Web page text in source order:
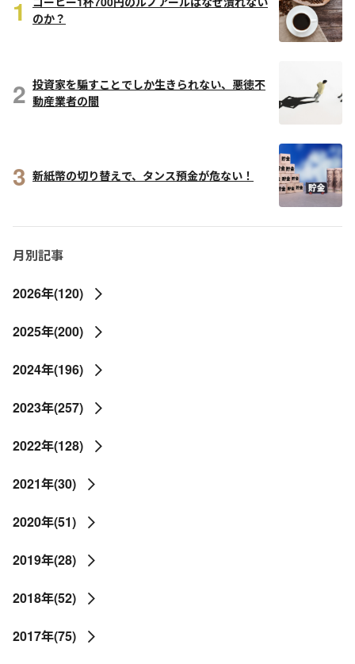
1
のか？
2 投資家を騙すことでしか生きられない、悪徳不
動産業者の闇
3 新紙幣の切り替えで、タンス預金が危ない！
月別記事
2026年(120)
2025年(200)
2024年(196)
2023年(257)
2022年(128)
2021年(30)
2020年(51)
2019年(28)
2018年(52)
2017年(75)